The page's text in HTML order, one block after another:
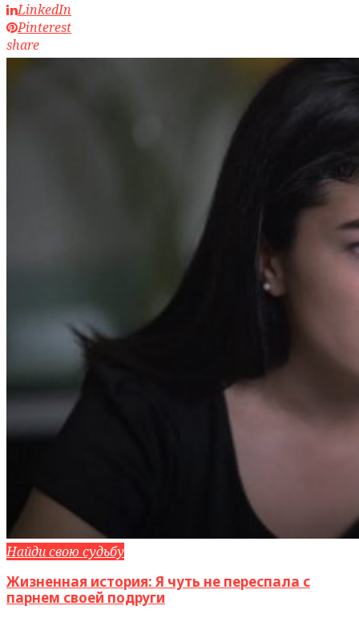
LinkedIn
Pinterest
share
Найди свою судьбу
Жизненная история: Я чуть не переспала с
парнем своей подруги